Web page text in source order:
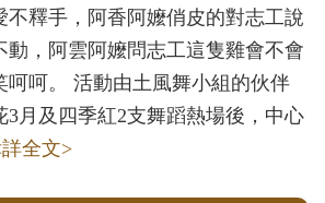
不釋手，阿香阿嬤俏皮的對志工說
動，阿雲阿嬤問志工這隻雞會不會
呵呵。 活動由土風舞小組的伙伴
3月及四季紅2支舞蹈熱場後，中心
全文>